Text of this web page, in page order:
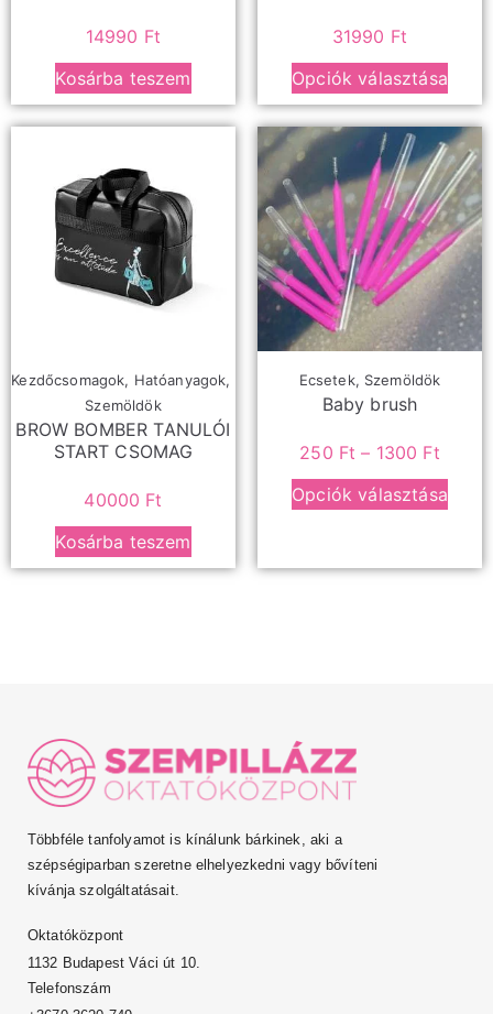
14990 Ft
Kosárba teszem
31990 Ft
Opciók választása
Kezdőcsomagok, Hatóanyagok,
Szemöldök
BROW BOMBER TANULÓI
START CSOMAG
40000 Ft
Kosárba teszem
Ecsetek, Szemöldök
Baby brush
250 Ft – 1300 Ft
Opciók választása
Többféle tanfolyamot is kínálunk bárkinek, aki a
szépségiparban szeretne elhelyezkedni vagy bővíteni
kívánja szolgáltatásait.
Oktatóközpont
1132 Budapest Váci út 10.
Telefonszám